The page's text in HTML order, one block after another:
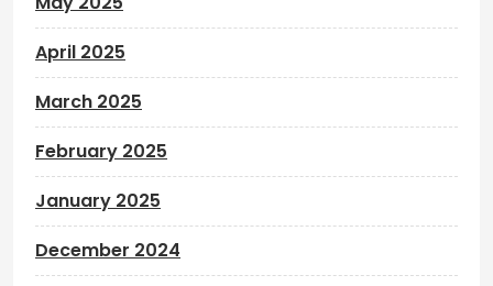
April 2025
March 2025
February 2025
January 2025
December 2024